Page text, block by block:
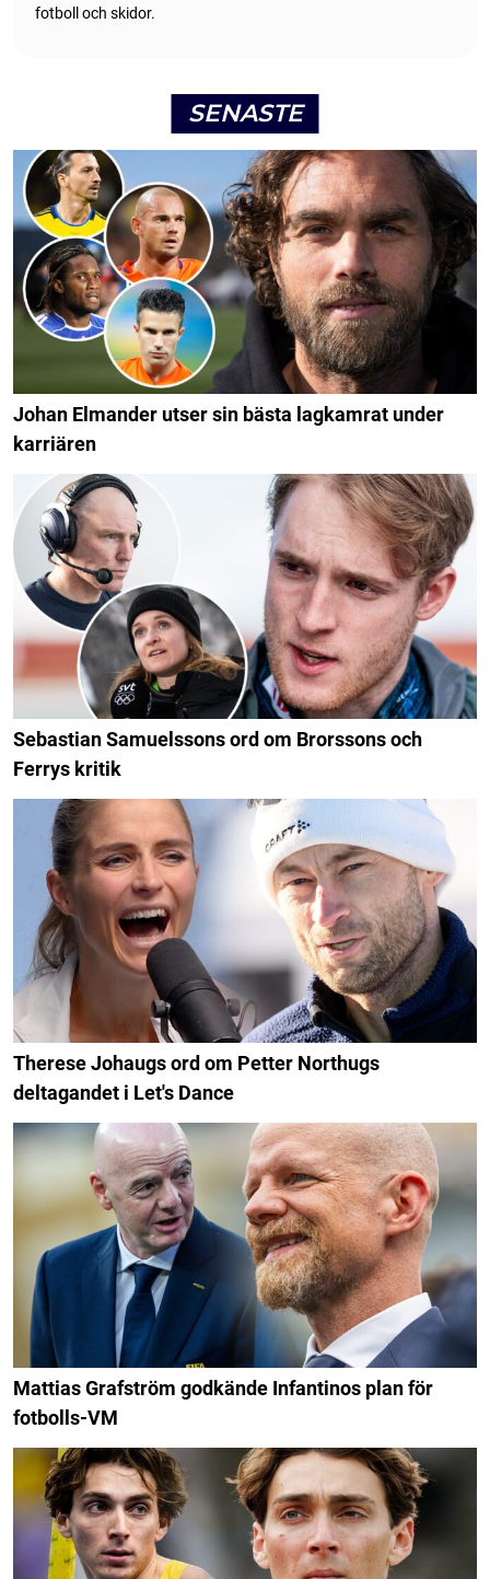
fotboll och skidor.
SENASTE
Johan Elmander utser sin bästa lagkamrat under
karriären
Sebastian Samuelssons ord om Brorssons och
Ferrys kritik
Therese Johaugs ord om Petter Northugs
deltagandet i Let's Dance
Mattias Grafström godkände Infantinos plan för
fotbolls-VM